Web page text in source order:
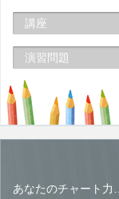
講座
演習問題
あなたのチャート力…